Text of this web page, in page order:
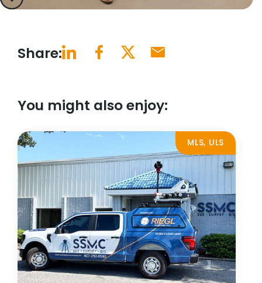
previous
next
Share:
You might also enjoy:
MLS, ULS